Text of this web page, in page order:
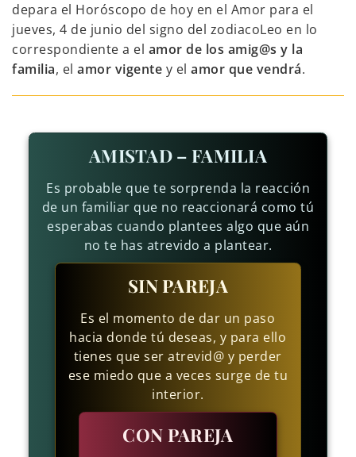
depara el Horóscopo de hoy en el Amor para el
jueves, 4 de junio del signo del zodiacoLeo en lo
correspondiente a el amor de los amig@s y la
familia, el amor vigente y el amor que vendrá.
AMISTAD – FAMILIA
Es probable que te sorprenda la reacción
de un familiar que no reaccionará como tú
esperabas cuando plantees algo que aún
no te has atrevido a plantear.
SIN PAREJA
Es el momento de dar un paso
hacia donde tú deseas, y para ello
tienes que ser atrevid@ y perder
ese miedo que a veces surge de tu
interior.
CON PAREJA